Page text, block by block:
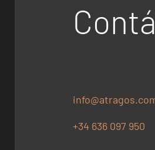
+34 636 097 950